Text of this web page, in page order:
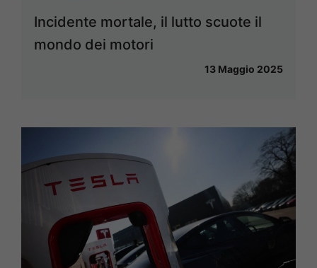
Incidente mortale, il lutto scuote il
mondo dei motori
13 Maggio 2025